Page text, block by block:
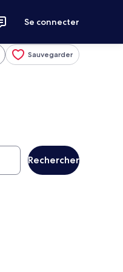
Se connecter
Sauvegarder
Rechercher